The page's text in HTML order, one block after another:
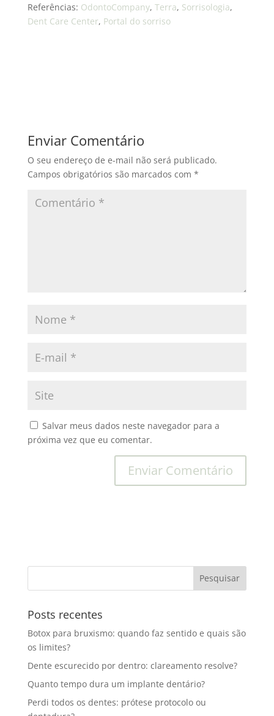
Referências: OdontoCompany, Terra, Sorrisologia,
Dent Care Center, Portal do sorriso
Enviar Comentário
O seu endereço de e-mail não será publicado.
Campos obrigatórios são marcados com *
Salvar meus dados neste navegador para a
próxima vez que eu comentar.
Posts recentes
Botox para bruxismo: quando faz sentido e quais são
os limites?
Dente escurecido por dentro: clareamento resolve?
Quanto tempo dura um implante dentário?
Perdi todos os dentes: prótese protocolo ou